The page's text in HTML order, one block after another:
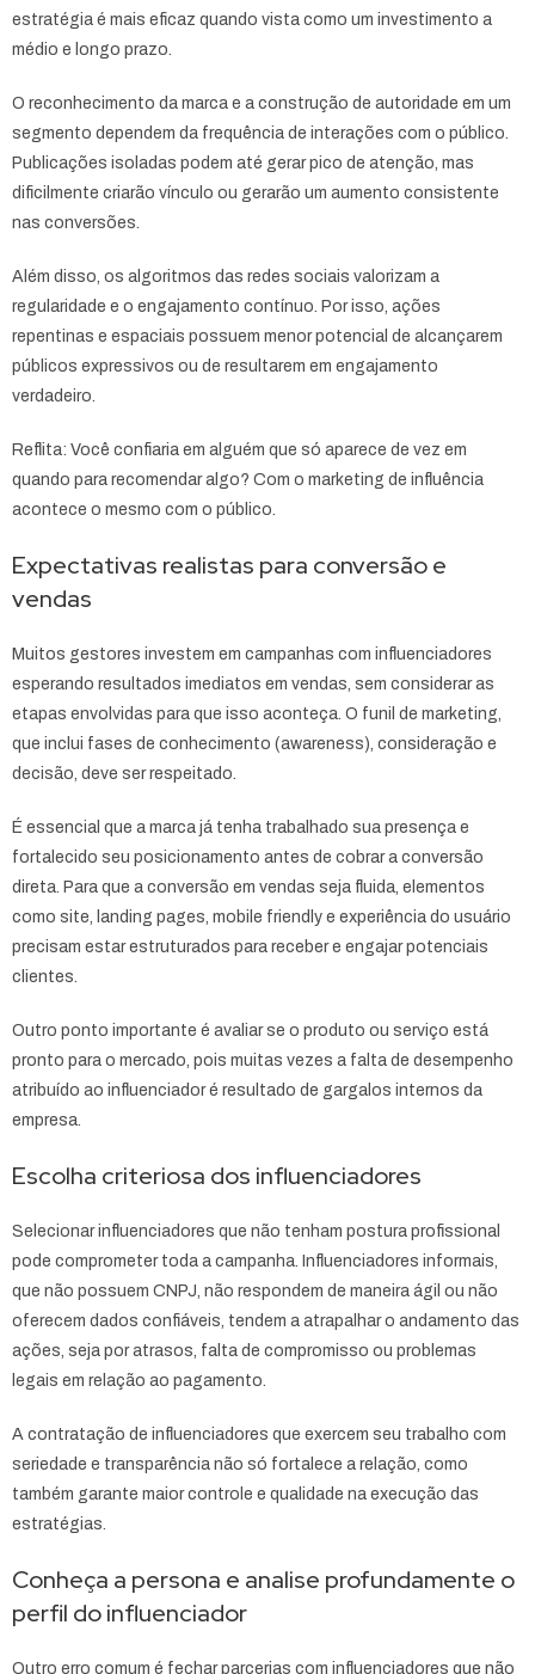
estratégia é mais eficaz quando vista como um investimento a
médio e longo prazo.
O reconhecimento da marca e a construção de autoridade em um
segmento dependem da frequência de interações com o público.
Publicações isoladas podem até gerar pico de atenção, mas
dificilmente criarão vínculo ou gerarão um aumento consistente
nas conversões.
Além disso, os algoritmos das redes sociais valorizam a
regularidade e o engajamento contínuo. Por isso, ações
repentinas e espaciais possuem menor potencial de alcançarem
públicos expressivos ou de resultarem em engajamento
verdadeiro.
Reflita: Você confiaria em alguém que só aparece de vez em
quando para recomendar algo? Com o marketing de influência
acontece o mesmo com o público.
Expectativas realistas para conversão e
vendas
Muitos gestores investem em campanhas com influenciadores
esperando resultados imediatos em vendas, sem considerar as
etapas envolvidas para que isso aconteça. O funil de marketing,
que inclui fases de conhecimento (awareness), consideração e
decisão, deve ser respeitado.
É essencial que a marca já tenha trabalhado sua presença e
fortalecido seu posicionamento antes de cobrar a conversão
direta. Para que a conversão em vendas seja fluida, elementos
como site, landing pages, mobile friendly e experiência do usuário
precisam estar estruturados para receber e engajar potenciais
clientes.
Outro ponto importante é avaliar se o produto ou serviço está
pronto para o mercado, pois muitas vezes a falta de desempenho
atribuído ao influenciador é resultado de gargalos internos da
empresa.
Escolha criteriosa dos influenciadores
Selecionar influenciadores que não tenham postura profissional
pode comprometer toda a campanha. Influenciadores informais,
que não possuem CNPJ, não respondem de maneira ágil ou não
oferecem dados confiáveis, tendem a atrapalhar o andamento das
ações, seja por atrasos, falta de compromisso ou problemas
legais em relação ao pagamento.
A contratação de influenciadores que exercem seu trabalho com
seriedade e transparência não só fortalece a relação, como
também garante maior controle e qualidade na execução das
estratégias.
Conheça a persona e analise profundamente o
perfil do influenciador
Outro erro comum é fechar parcerias com influenciadores que não